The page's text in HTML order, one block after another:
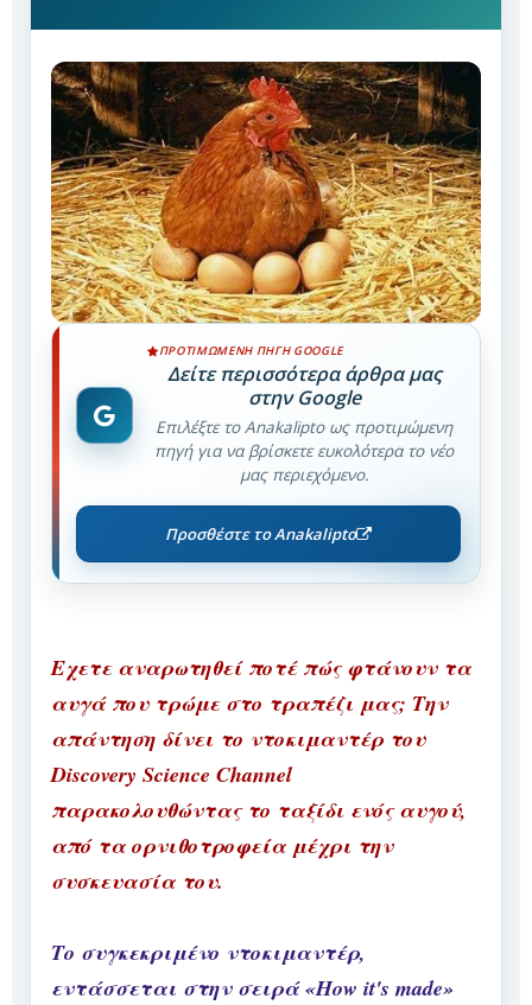
ΠΡΟΤΙΜΏΜΕΝΗ ΠΗΓΉ GOOGLE
Δείτε περισσότερα άρθρα μας
στην Google
Επιλέξτε το Anakalipto ως προτιμώμενη
πηγή για να βρίσκετε ευκολότερα το νέο
μας περιεχόμενο.
Προσθέστε το Anakalipto
Εχετε αναρωτηθεί ποτέ πώς φτάνουν τα
αυγά που τρώμε στο τραπέζι μας; Την
απάντηση δίνει το ντοκιμαντέρ του
Discovery Science Channel
παρακολουθώντας το ταξίδι ενός αυγού,
από τα ορνιθοτροφεία μέχρι την
συσκευασία του.
Το συγκεκριμένο ντοκιμαντέρ,
εντάσσεται στην σειρά «How it's made»